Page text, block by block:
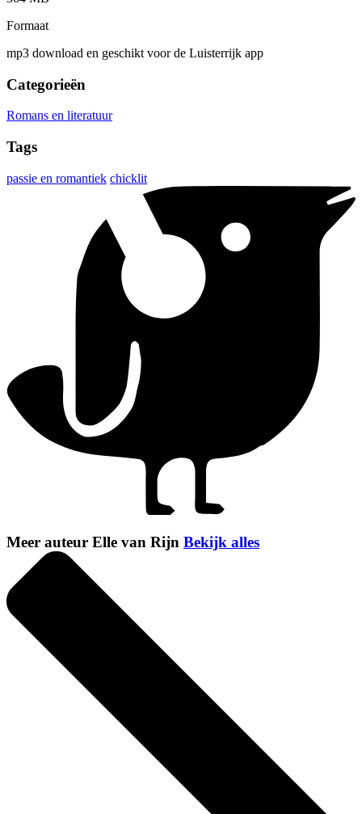
Formaat
mp3 download en geschikt voor de Luisterrijk app
Categorieën
Romans en literatuur
Tags
passie en romantiek chicklit
Meer auteur Elle van Rijn Bekijk alles